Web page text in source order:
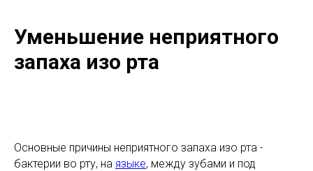
Уменьшение неприятного
запаха изо рта
Основные причины неприятного запаха изо рта -
бактерии во рту, на языке, между зубами и под